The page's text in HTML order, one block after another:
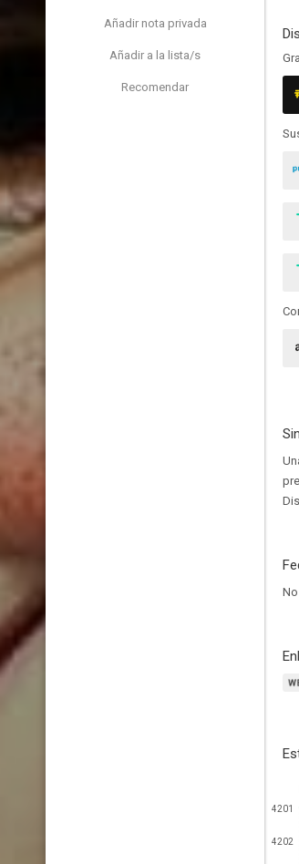
Añadir nota privada
Añadir a la lista/s
Recomendar
4201
4202